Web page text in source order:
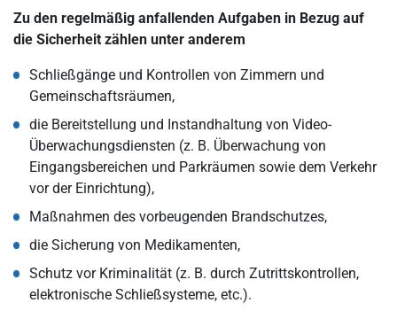
Zu den regelmäßig anfallenden Aufgaben in Bezug auf
die Sicherheit zählen unter anderem
Schließgänge und Kontrollen von Zimmern und
Gemeinschaftsräumen,
die Bereitstellung und Instandhaltung von Video-
Überwachungsdiensten (z. B. Überwachung von
Eingangsbereichen und Parkräumen sowie dem Verkehr
vor der Einrichtung),
Maßnahmen des vorbeugenden Brandschutzes,
die Sicherung von Medikamenten,
Schutz vor Kriminalität (z. B. durch Zutrittskontrollen,
elektronische Schließsysteme, etc.).